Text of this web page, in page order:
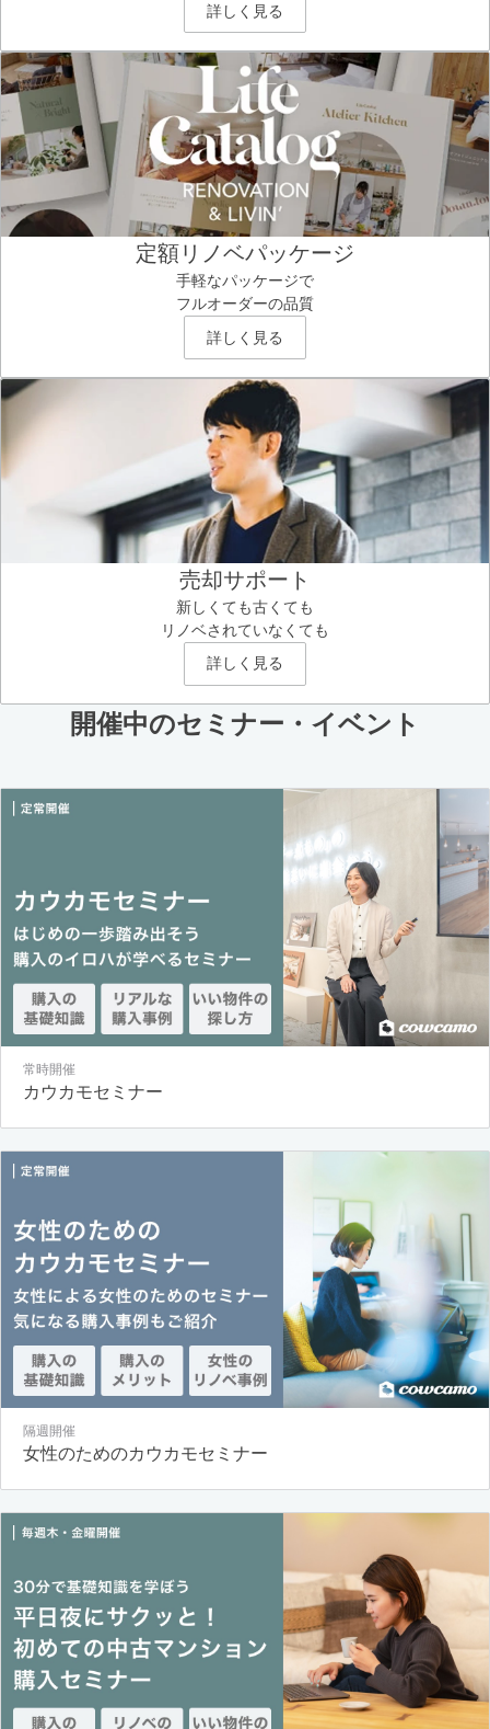
詳しく見る
定額リノベパッケージ
手軽なパッケージで
フルオーダーの品質
詳しく見る
売却サポート
新しくても古くても
リノベされていなくても
詳しく見る
開催中のセミナー・イベント
常時開催
カウカモセミナー
隔週開催
女性のためのカウカモセミナー